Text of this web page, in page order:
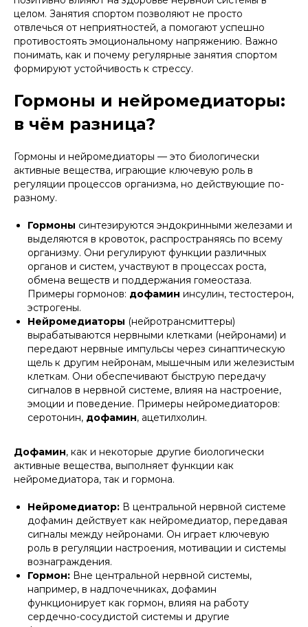
целом. Занятия спортом позволяют не просто
отвлечься от неприятностей, а помогают успешно
противостоять эмоциональному напряжению. Важно
понимать, как и почему регулярные занятия спортом
формируют устойчивость к стрессу.
Гормоны и нейромедиаторы:
в чём разница?
Гормоны и нейромедиаторы — это биологически
активные вещества, играющие ключевую роль в
регуляции процессов организма, но действующие по-
разному.
Гормоны синтезируются эндокринными железами и
выделяются в кровоток, распространяясь по всему
организму. Они регулируют функции различных
органов и систем, участвуют в процессах роста,
обмена веществ и поддержания гомеостаза.
Примеры гормонов: дофамин инсулин, тестостерон,
эстрогены.
Нейромедиаторы (нейротрансмиттеры)
вырабатываются нервными клетками (нейронами) и
передают нервные импульсы через синаптическую
щель к другим нейронам, мышечным или железистым
клеткам. Они обеспечивают быструю передачу
сигналов в нервной системе, влияя на настроение,
эмоции и поведение. Примеры нейромедиаторов:
серотонин, дофамин, ацетилхолин.
Дофамин, как и некоторые другие биологически
активные вещества, выполняет функции как
нейромедиатора, так и гормона.
Нейромедиатор: В центральной нервной системе
дофамин действует как нейромедиатор, передавая
сигналы между нейронами. Он играет ключевую
роль в регуляции настроения, мотивации и системы
вознаграждения.
Гормон: Вне центральной нервной системы,
например, в надпочечниках, дофамин
функционирует как гормон, влияя на работу
сердечно-сосудистой системы и другие